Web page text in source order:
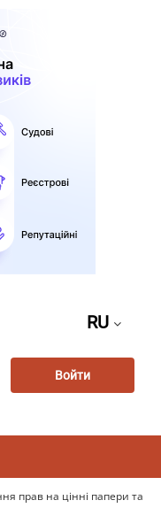
RU
Войти
прав на цінні папери та